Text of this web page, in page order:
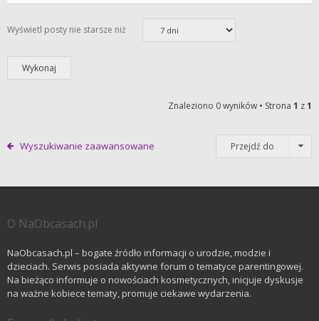
Wyświetl posty nie starsze niż
Znaleziono 0 wyników • Strona 1 z1
Wyszukiwanie zaawansowane Przejdź do
O NaObcasach.pl
NaObcasach.pl – bogate źródło informacji o urodzie, modzie i
dzieciach. Serwis posiada aktywne forum o tematyce parentingowej.
Na bieżąco informuje o nowościach kosmetycznych, inicjuje dyskusje
na ważne kobiece tematy, promuje ciekawe wydarzenia.